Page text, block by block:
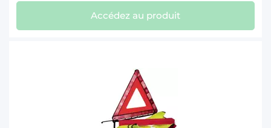
Accédez au produit